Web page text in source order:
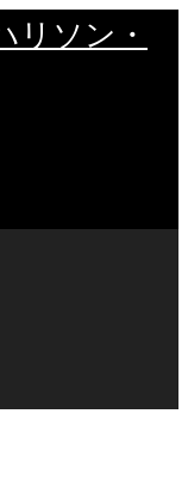
リソン・